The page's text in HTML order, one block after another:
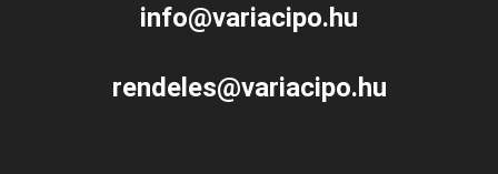
info@variacipo.hu
rendeles@variacipo.hu